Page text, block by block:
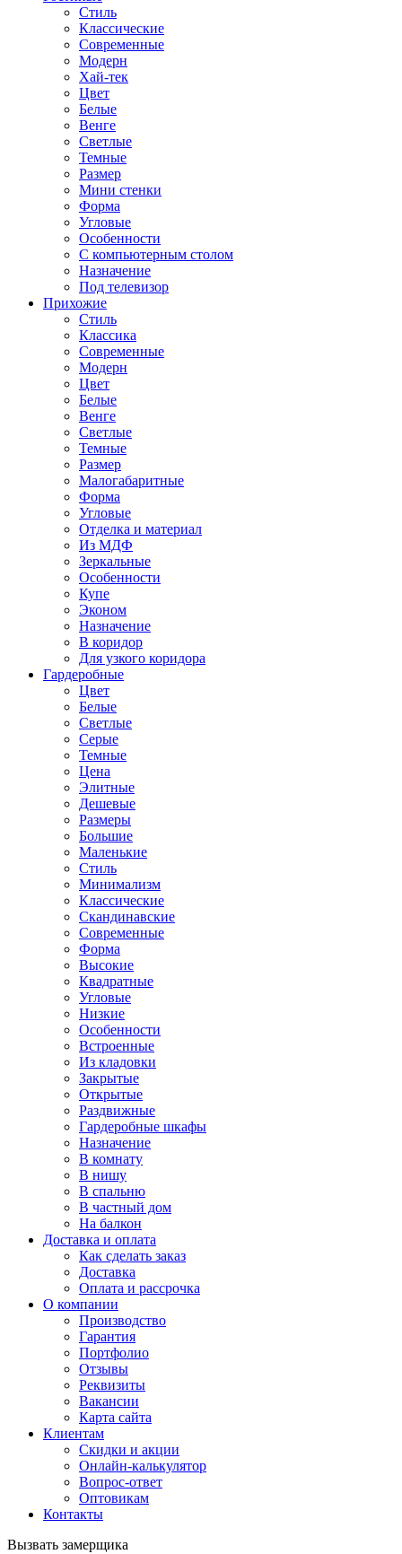
Стиль
Классические
Современные
Модерн
Хай-тек
Цвет
Белые
Венге
Светлые
Темные
Размер
Мини стенки
Форма
Угловые
Особенности
С компьютерным столом
Назначение
Под телевизор
Прихожие
Стиль
Классика
Современные
Модерн
Цвет
Белые
Венге
Светлые
Темные
Размер
Малогабаритные
Форма
Угловые
Отделка и материал
Из МДФ
Зеркальные
Особенности
Купе
Эконом
Назначение
В коридор
Для узкого коридора
Гардеробные
Цвет
Белые
Светлые
Серые
Темные
Цена
Элитные
Дешевые
Размеры
Большие
Маленькие
Стиль
Минимализм
Классические
Скандинавские
Современные
Форма
Высокие
Квадратные
Угловые
Низкие
Особенности
Встроенные
Из кладовки
Закрытые
Открытые
Раздвижные
Гардеробные шкафы
Назначение
В комнату
В нишу
В спальню
В частный дом
На балкон
Доставка и оплата
Как сделать заказ
Доставка
Оплата и рассрочка
О компании
Производство
Гарантия
Портфолио
Отзывы
Реквизиты
Вакансии
Карта сайта
Клиентам
Скидки и акции
Онлайн-калькулятор
Вопрос-ответ
Оптовикам
Контакты
Вызвать замерщика